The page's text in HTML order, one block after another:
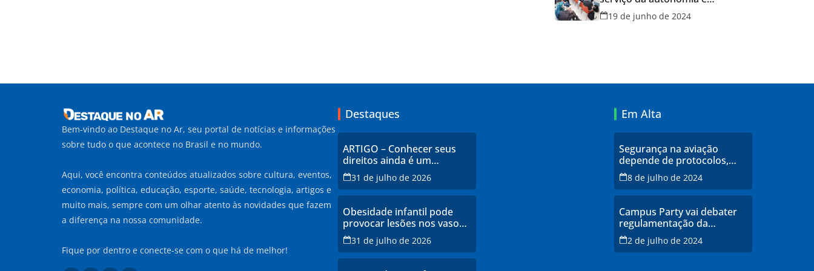
qualidade de vida
19 de junho de 2024
Bem-vindo ao Destaque no Ar, seu portal de notícias e informações
sobre tudo o que acontece no Brasil e no mundo.
Aqui, você encontra conteúdos atualizados sobre cultura, eventos,
economia, política, educação, esporte, saúde, tecnologia, artigos e
muito mais, sempre com um olhar atento às novidades que fazem
a diferença na nossa comunidade.
Fique por dentro e conecte-se com o que há de melhor!
Destaques
ARTIGO – Conhecer seus
direitos ainda é um
privilégio no Brasil
31 de julho de 2026
Obesidade infantil pode
provocar lesões nos vasos
sanguíneos ainda na
infância, alerta estudo
31 de julho de 2026
Em Alta
Segurança na aviação
depende de protocolos,
profissionais qualificados e
infraestrutura moderna,
explicam especialistas
8 de julho de 2024
Campus Party vai debater
regulamentação da
inteligência artificial
2 de julho de 2024